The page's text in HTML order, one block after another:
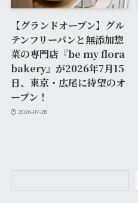
【グランドオープン】グル
テンフリーパンと無添加惣
菜の専門店『be my flora
bakery』が2026年7月15
日、東京・広尾に待望のオ
ープン！
2026-07-28